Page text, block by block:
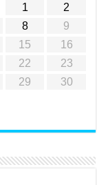
1
2
8
9
15
16
22
23
29
30